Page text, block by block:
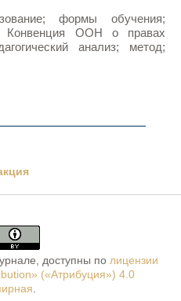
формы обучения;
Конвенция ООН о правах
анализ; метод;
доступны по лицензии
(«Атрибуция») 4.0